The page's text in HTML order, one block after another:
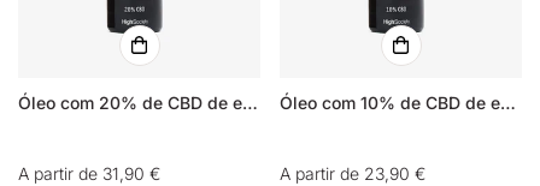
Óleo com 20% de CBD de espectro completo
Preço
A partir de 31,90 €
Óleo com 10% de CBD de espectro completo
Preço
A partir de 23,90 €